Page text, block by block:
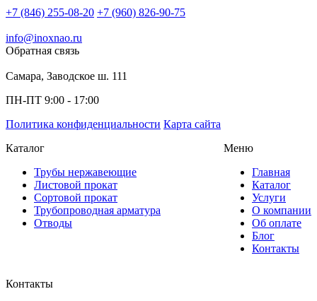
+7 (846) 255-08-20 +7 (960) 826-90-75
info@inoxnao.ru
Обратная связь
Самара, Заводское ш. 111
ПН-ПТ 9:00 - 17:00
Политика конфиденциальности Карта сайта
Каталог
Трубы нержавеющие
Листовой прокат
Сортовой прокат
Трубопроводная арматура
Отводы
Меню
Главная
Каталог
Услуги
О компании
Об оплате
Блог
Контакты
Контакты